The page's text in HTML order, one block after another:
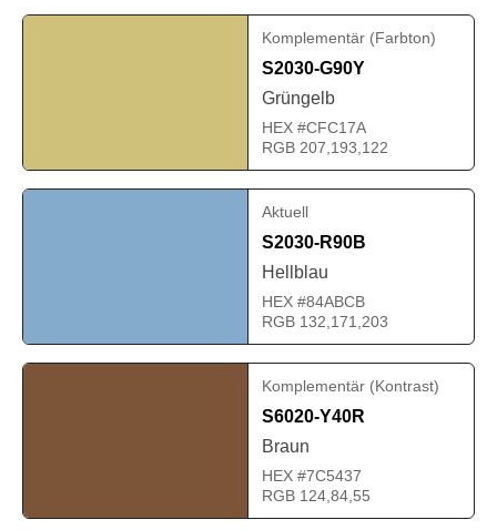
Komplementär (Farbton)
S2030-G90Y
Grüngelb
HEX #CFC17A
RGB 207,193,122
Aktuell
S2030-R90B
Hellblau
HEX #84ABCB
RGB 132,171,203
Komplementär (Kontrast)
S6020-Y40R
Braun
HEX #7C5437
RGB 124,84,55